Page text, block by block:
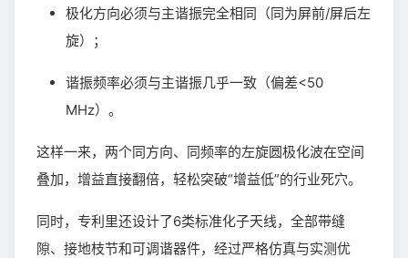
极化方向必须与主谐振完全相同（同为屏前/屏后左
旋）；
谐振频率必须与主谐振几乎一致（偏差<50
MHz）。
这样一来，两个同方向、同频率的左旋圆极化波在空间
叠加，增益直接翻倍，轻松突破“增益低”的行业死穴。
同时，专利里还设计了6类标准化子天线，全部带缝
隙、接地枝节和可调谐器件，经过严格仿真与实测优